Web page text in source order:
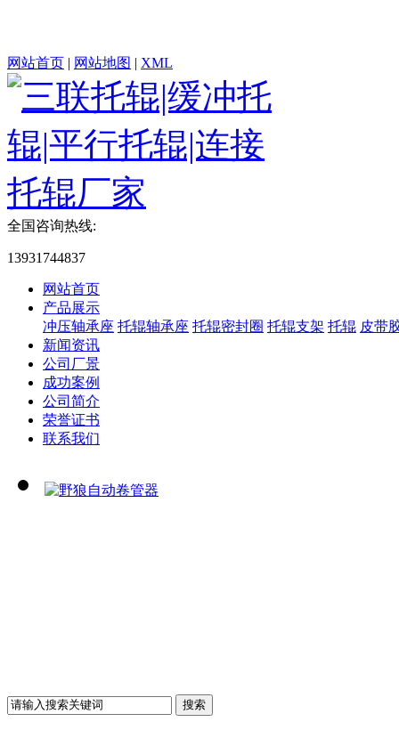
网站首页 | 网站地图 | XML
全国咨询热线:
13931744837
网站首页
产品展示
冲压轴承座 托辊轴承座 托辊密封圈 托辊支架 托辊 皮带
新闻资讯
公司厂景
成功案例
公司简介
荣誉证书
联系我们